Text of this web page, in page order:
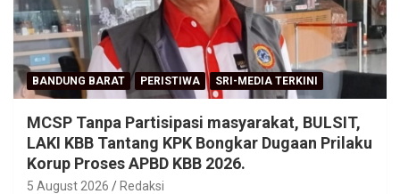
BANDUNG BARAT PERISTIWA SRI-MEDIA TERKINI
MCSP Tanpa Partisipasi masyarakat, BULSIT,
LAKI KBB Tantang KPK Bongkar Dugaan Prilaku
Korup Proses APBD KBB 2026.
5 August 2026 Redaksi